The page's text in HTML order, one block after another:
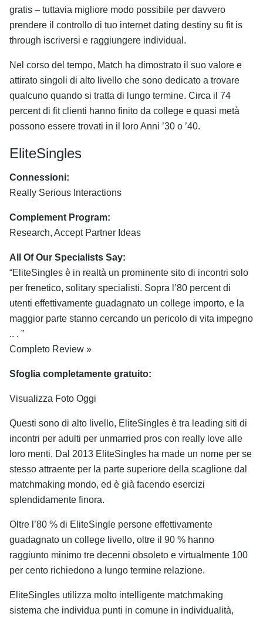
gratis – tuttavia migliore modo possibile per davvero
prendere il controllo di tuo internet dating destiny su fit is
through iscriversi e raggiungere individual.
Nel corso del tempo, Match ha dimostrato il suo valore e
attirato singoli di alto livello che sono dedicato a trovare
qualcuno quando si tratta di lungo termine. Circa il 74
percent di fit clienti hanno finito da college e quasi metà
possono essere trovati in il loro Anni ’30 o ’40.
EliteSingles
Connessioni:
Really Serious Interactions
Complement Program:
Research, Accept Partner Ideas
All Of Our Specialists Say:
“EliteSingles è in realtà un prominente sito di incontri solo
per frenetico, solitary specialisti. Sopra l’80 percent di
utenti effettivamente guadagnato un college importo, e la
maggior parte stanno cercando un pericolo di vita impegno
.. . ”
Completo Review »
Sfoglia completamente gratuito:
Visualizza Foto Oggi
Questi sono di alto livello, EliteSingles è tra leading siti di
incontri per adulti per unmarried pros con really love alle
loro menti. Dal 2013 EliteSingles ha made un nome per se
stesso attraente per la parte superiore della scaglione dal
matchmaking mondo, ed è già facendo esercizi
splendidamente finora.
Oltre l’80 % di EliteSingle persone effettivamente
guadagnato un college livello, oltre il 90 % hanno
raggiunto minimo tre decenni obsoleto e virtualmente 100
per cento richiedono a lungo termine relazione.
EliteSingles utilizza molto intelligente matchmaking
sistema che individua punti in comune in individualità,